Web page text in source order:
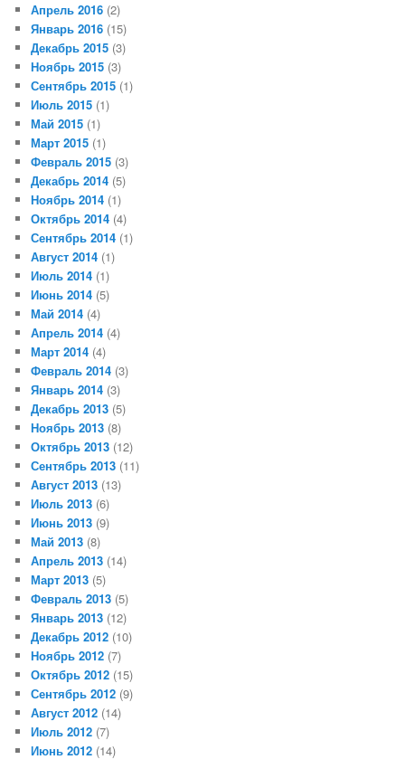
Апрель 2016 (2)
Январь 2016 (15)
Декабрь 2015 (3)
Ноябрь 2015 (3)
Сентябрь 2015 (1)
Июль 2015 (1)
Май 2015 (1)
Март 2015 (1)
Февраль 2015 (3)
Декабрь 2014 (5)
Ноябрь 2014 (1)
Октябрь 2014 (4)
Сентябрь 2014 (1)
Август 2014 (1)
Июль 2014 (1)
Июнь 2014 (5)
Май 2014 (4)
Апрель 2014 (4)
Март 2014 (4)
Февраль 2014 (3)
Январь 2014 (3)
Декабрь 2013 (5)
Ноябрь 2013 (8)
Октябрь 2013 (12)
Сентябрь 2013 (11)
Август 2013 (13)
Июль 2013 (6)
Июнь 2013 (9)
Май 2013 (8)
Апрель 2013 (14)
Март 2013 (5)
Февраль 2013 (5)
Январь 2013 (12)
Декабрь 2012 (10)
Ноябрь 2012 (7)
Октябрь 2012 (15)
Сентябрь 2012 (9)
Август 2012 (14)
Июль 2012 (7)
Июнь 2012 (14)